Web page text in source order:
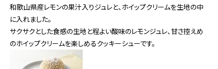
和歌山県産レモンの果汁入りジュレと、ホイップクリームを生地の中
に入れました。
サクサクとした食感の生地と程よい酸味のレモンジュレ、甘さ控えめ
のホイップクリームを楽しめるクッキーシューです。